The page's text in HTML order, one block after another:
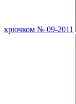
крючком № 09-2011